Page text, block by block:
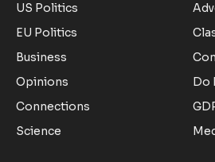
US Politics
EU Politics
Business
Opinions
Connections
Science
Do